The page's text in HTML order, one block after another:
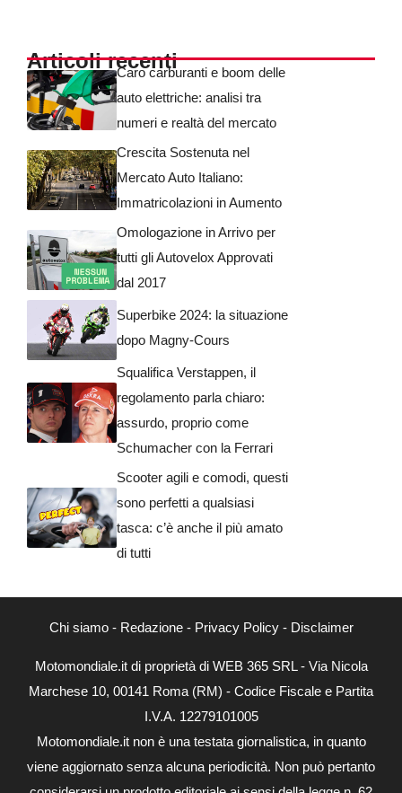
Articoli recentiCaro carburanti e boom delle
auto elettriche: analisi tra
numeri e realtà del mercato
Crescita Sostenuta nel
Mercato Auto Italiano:
Immatricolazioni in Aumento
Omologazione in Arrivo per
tutti gli Autovelox Approvati
dal 2017
Superbike 2024: la situazione
dopo Magny-Cours
Squalifica Verstappen, il
regolamento parla chiaro:
assurdo, proprio come
Schumacher con la Ferrari
Scooter agili e comodi, questi
sono perfetti a qualsiasi
tasca: c’è anche il più amato
di tutti
Chi siamo- Redazione- Privacy Policy- Disclaimer
Motomondiale.it di proprietà di WEB 365 SRL - Via Nicola
Marchese 10, 00141 Roma (RM) - Codice Fiscale e Partita
I.V.A. 12279101005
Motomondiale.it non è una testata giornalistica, in quanto
viene aggiornato senza alcuna periodicità. Non può pertanto